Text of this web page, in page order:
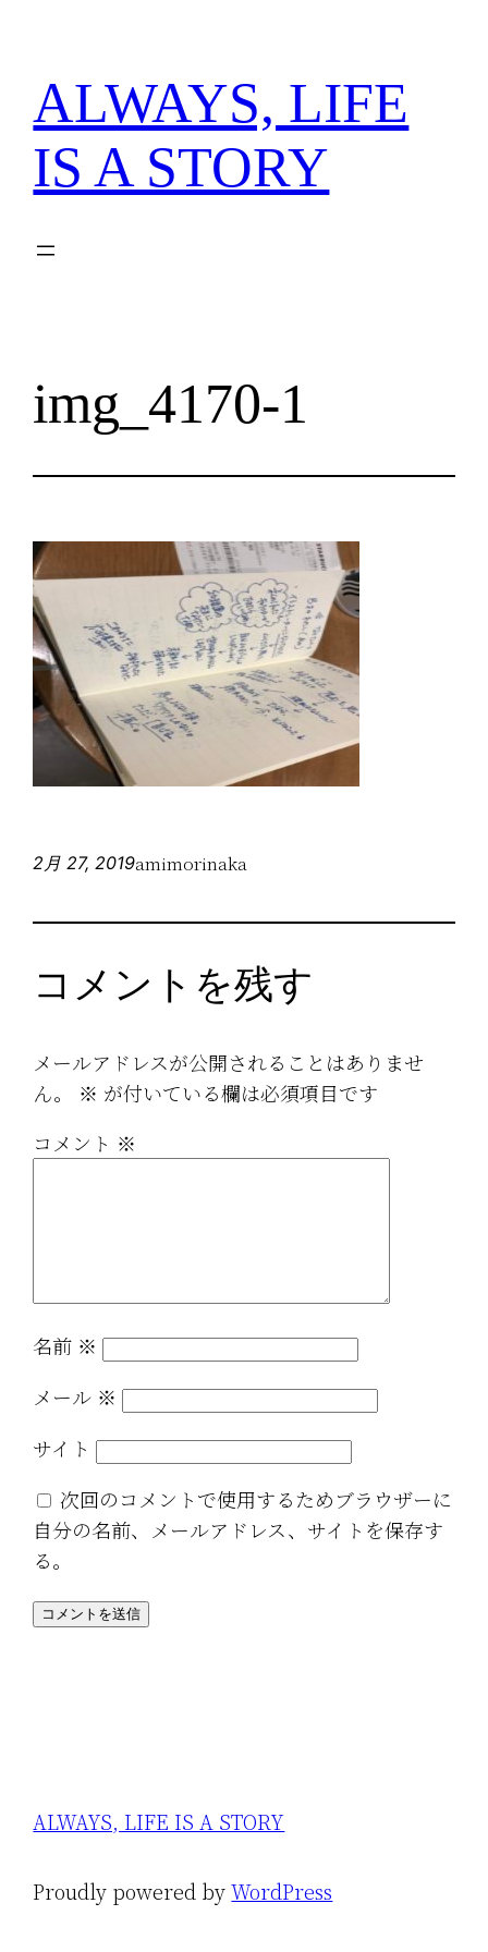
ALWAYS, LIFE
IS A STORY
img_4170-1
2月 27, 2019amimorinaka
コメントを残す
メールアドレスが公開されることはありませ
ん。
※ が付いている欄は必須項目です
コメント ※
名前 ※
メール ※
サイト
次回のコメントで使用するためブラウザーに
自分の名前、メールアドレス、サイトを保存す
る。
ALWAYS, LIFE IS A STORY
Proudly powered byWordPress